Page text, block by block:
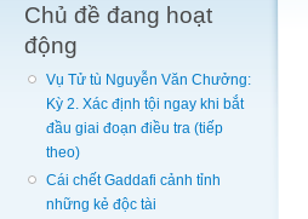
Chủ đề đang hoạt
động
Vụ Tử tù Nguyễn Văn Chưởng:
Kỳ 2. Xác định tội ngay khi bắt
đầu giai đoạn điều tra (tiếp
theo)
Cái chết Gaddafi cảnh tỉnh
những kẻ độc tài